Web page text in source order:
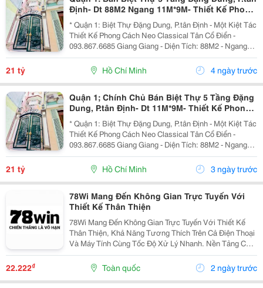
Định- Dt 88M2 Ngang 11M*9M- Thiết Kế Phong
Cách Classical Tân Cổ Điển- Chính Chủ Chào
Giá
* Quận 1: Biệt Thự Đặng Dung, P.tân Định - Một Kiệt Tác
Thiết Kế Phong Cách Neo Classical Tân Cổ Điển -
093.867.6685 Giang Giang - Diện Tích: 88M2 - Ngang
11M * 9M. - Kết Cấu: 5 Tầng - 6Pn. - Cách Mặt Tiền Chỉ
30M - Phù Hợp Ở Khai Thác Chdv Hoặc...
21 tỷ Hồ Chí Minh 4 ngày trước
Quận 1; Chính Chủ Bán Biệt Thự 5 Tầng Đặng
Dung, P.tân Định- Dt 11M*9M- Thiết Kế Phong
Cách Tân Cổ Điển Classical- Chào Chỉ 21T
* Quận 1: Biệt Thự Đặng Dung, P.tân Định - Một Kiệt Tác
Thiết Kế Phong Cách Neo Classical Tân Cổ Điển -
093.867.6685 Giang Giang - Diện Tích: 88M2 - Ngang
11M * 9M. - Kết Cấu: 5 Tầng - 6Pn. - Cách Mặt Tiền Chỉ
30M - Phù Hợp Ở Khai Thác Chdv Hoặc...
21 tỷ Hồ Chí Minh 3 ngày trước
78Wi Mang Đến Không Gian Trực Tuyến Với
Thiết Kế Thân Thiện
78Wi Mang Đến Không Gian Trực Tuyến Với Thiết Kế
Thân Thiện, Khả Năng Tương Thích Trên Cả Điện Thoại
Và Máy Tính Cùng Tốc Độ Xử Lý Nhanh. Nền Tảng Chú
Trọng Tối Ưu Trải Nghiệm Người Dùng, Cập Nhật Công
Nghệ Thường Xuyên Và Cải Thiện Hiệu Năng, Tạo...
22.222₫ Toàn quốc 2 ngày trước